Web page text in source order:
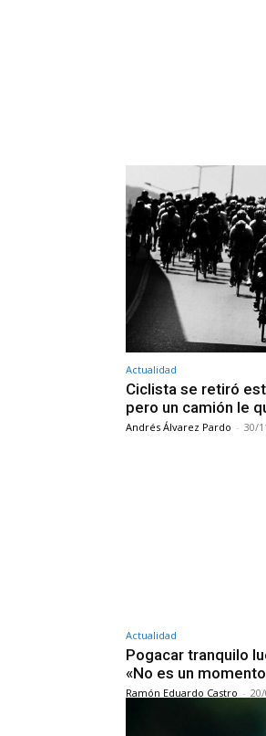
Actualidad
Ciclista se retiró
pero un camión le
Andrés Álvarez Pardo - 30/
Actualidad
Pogacar tranquilo
«No es un
Ramón Eduardo Castro -